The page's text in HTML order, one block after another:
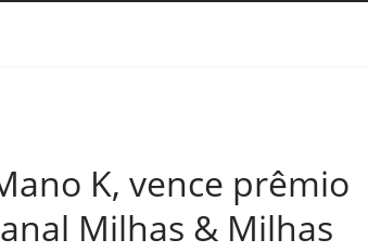
K, vence prêmio
Milhas & Milhas